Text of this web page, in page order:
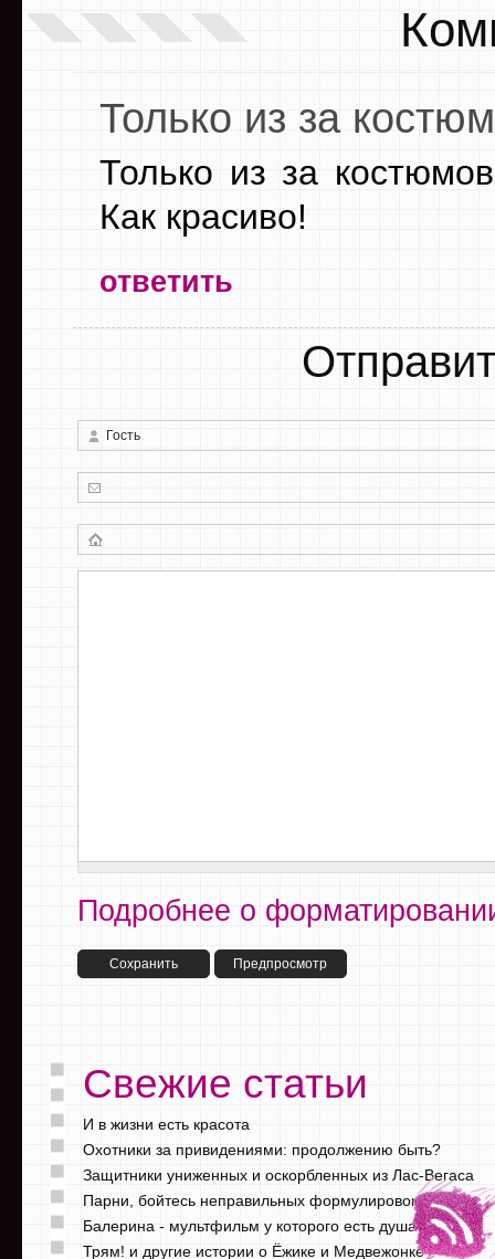
Только из за
Только из за
Как красиво!
ответить
Подробнее о
Свежие статьи
И в жизни есть красота
Охотники за привидениями: продолжению быть?
Защитники униженных и оскорбленных из Лас-Вегаса
Парни, бойтесь неправильных формулировок
Балерина - мультфильм у которого есть душа
Трям! и другие истории о Ёжике и Медвежонке